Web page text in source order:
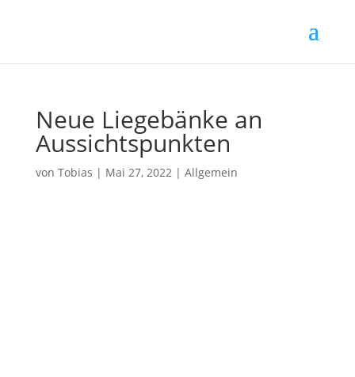
Neue Liegebänke an
Aussichtspunkten
von Tobias | Mai 27, 2022| Allgemein